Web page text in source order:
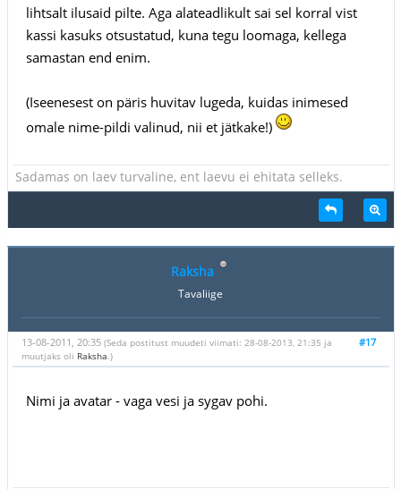
lihtsalt ilusaid pilte. Aga alateadlikult sai sel korral vist
kassi kasuks otsustatud, kuna tegu loomaga, kellega
samastan end enim.
(Iseenesest on päris huvitav lugeda, kuidas inimesed
omale nime-pildi valinud, nii et jätkake!)
Sadamas on laev turvaline, ent laevu ei ehitata selleks.
Raksha
Tavaliige
#17
13-08-2011, 20:35 (Seda postitust muudeti viimati: 28-08-2013, 21:35 ja
muutjaks oli Raksha .)
Nimi ja avatar - vaga vesi ja sygav pohi.